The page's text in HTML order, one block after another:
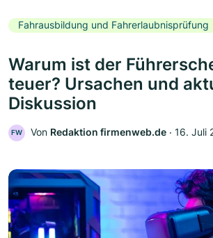
Fahrausbildung und Fahrerlaubnisprüfung
Warum ist der
teuer? Ursachen und
Diskussion
FW Von Redaktion firmenweb.de ‧ 16. Juli